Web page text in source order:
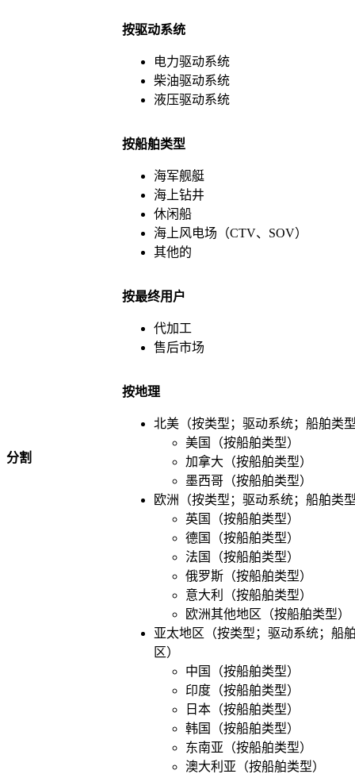
分割
按驱动系统
电力驱动系统
柴油驱动系统
液压驱动系统
按船舶类型
海军舰艇
海上钻井
休闲船
海上风电场（CTV、SOV）
其他的
按最终用户
代加工
售后市场
按地理
北美（按类型；驱动系统；船舶类
美国（按船舶类型）
加拿大（按船舶类型）
墨西哥（按船舶类型）
欧洲（按类型；驱动系统；船舶类
英国（按船舶类型）
德国（按船舶类型）
法国（按船舶类型）
俄罗斯（按船舶类型）
意大利（按船舶类型）
欧洲其他地区（按船舶类型）
亚太地区（按类型；驱动系统；船
区）
中国（按船舶类型）
印度（按船舶类型）
日本（按船舶类型）
韩国（按船舶类型）
东南亚（按船舶类型）
澳大利亚（按船舶类型）